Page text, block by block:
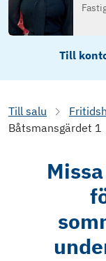
Till
Till salu
Båtsmansgärdet 1